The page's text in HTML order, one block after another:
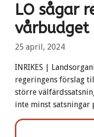
LO sågar
vårbudget
25 april, 2024
INRIKES |
regeringens förslag
större
inte minst satsningar